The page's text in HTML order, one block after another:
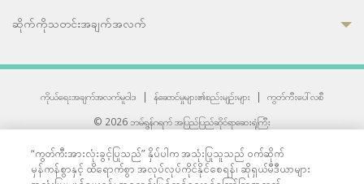
ဆိုက်ကိုသတင်းအချက်အလက်
ကိုယ်ရေးအချက်အလက်မူဝါဒ | န်ဆောင်မှုများ၏စည်းမျဉ်းများ |
ကွတ်ကီးပေါ်လစီ
© 2026 ဘမ်ရွန်ဂရက် အပြည်ပြည်ဆိုင်ရာဆေးရုံကြီး
33 Sukhumvit 3, Wattana, Bangkok 10110 Thailand.
All rights reserved.
“ကွတ်ကီးအားလုံးခွင့်ပြုသည်” နှိပ်ပါက အသုံးပြုသူသည် ဝက်ဆိုက်
မှန်ကန်စွာနှင့် ထိရောက်စွာ အလုပ်လုပ်ကိုင်နိုင်စေရန်၊ ဆိုရှယ်မီဒီယာများ